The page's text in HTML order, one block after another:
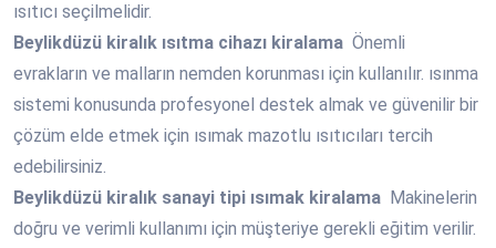
ısıtıcı seçilmelidir.
Beylikdüzü kiralık ısıtma cihazı kiralama Önemli
evrakların ve malların nemden korunması için kullanılır. ısınma
sistemi konusunda profesyonel destek almak ve güvenilir bir
çözüm elde etmek için ısımak mazotlu ısıtıcıları tercih
edebilirsiniz.
Beylikdüzü kiralık sanayi tipi ısımak kiralama Makinelerin
doğru ve verimli kullanımı için müşteriye gerekli eğitim verilir.